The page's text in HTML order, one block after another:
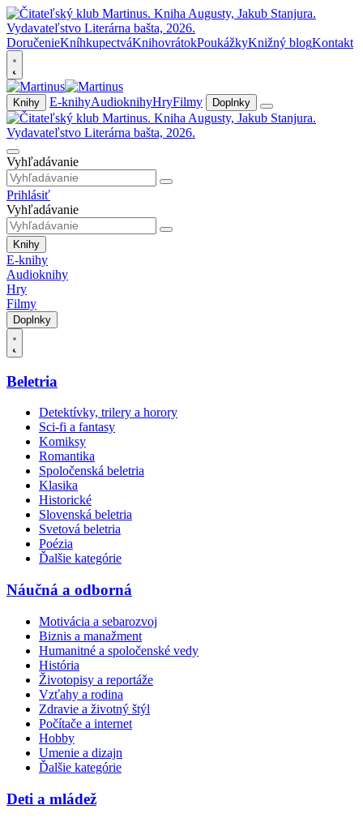
DoručenieKníhkupectváKnihovrátokPoukážkyKnižný blogKontakt
Knihy E-knihyAudioknihyHryFilmy Doplnky
Vyhľadávanie
Prihlásiť
Vyhľadávanie
Knihy
E-knihy
Audioknihy
Hry
Filmy
Doplnky
Beletria
Detektívky, trilery a horory
Sci-fi a fantasy
Komiksy
Romantika
Spoločenská beletria
Klasika
Historické
Slovenská beletria
Svetová beletria
Poézia
Ďalšie kategórie
Náučná a odborná
Motivácia a sebarozvoj
Biznis a manažment
Humanitné a spoločenské vedy
História
Životopisy a reportáže
Vzťahy a rodina
Zdravie a životný štýl
Počítače a internet
Hobby
Umenie a dizajn
Ďalšie kategórie
Deti a mládež